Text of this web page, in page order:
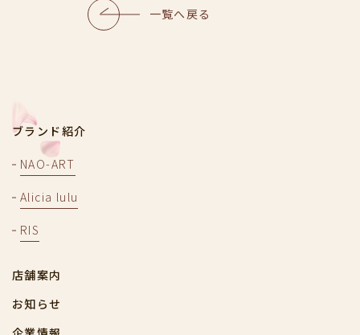
一覧へ戻る
ブランド紹介
NAO-ART
Alicia lulu
RIS
店舗案内
お知らせ